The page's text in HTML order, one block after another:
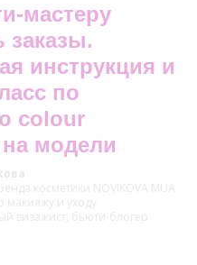
мастеру
заказы.
инструкция и
по
colour
модели
косметики NOVIKOVA MUA.
макияжу и уходу
визажист, бьюти-блогер